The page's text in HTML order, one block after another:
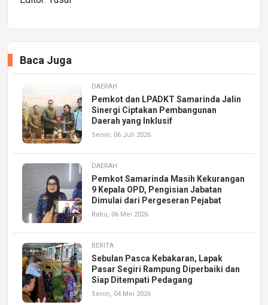
Baca Juga
DAERAH
Pemkot dan LPADKT Samarinda Jalin
Sinergi Ciptakan Pembangunan
Daerah yang Inklusif
Senin, 06 Juli 2026
DAERAH
Pemkot Samarinda Masih Kekurangan
9 Kepala OPD, Pengisian Jabatan
Dimulai dari Pergeseran Pejabat
Rabu, 06 Mei 2026
BERITA
Sebulan Pasca Kebakaran, Lapak
Pasar Segiri Rampung Diperbaiki dan
Siap Ditempati Pedagang
Senin, 04 Mei 2026